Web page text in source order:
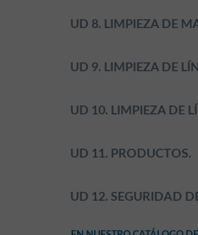
UD 8. LIMPIEZA DE
UD 9. LIMPIEZA DE
UD 10. LIMPIEZA DE
UD 11. PRODUCTOS.
UD 12. SEGURIDAD